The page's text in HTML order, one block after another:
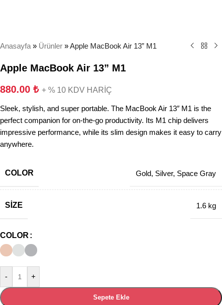
Anasayfa » Ürünler »Apple MacBook Air 13” M1
Apple MacBook Air 13” M1
880.00 ₺ + % 10 KDV HARİÇ
Sleek, stylish, and super portable. The MacBook Air 13″ M1 is the
perfect companion for on-the-go productivity. Its M1 chip delivers
impressive performance, while its slim design makes it easy to carry
anywhere.
COLOR Gold, Silver, Space Gray
SIZE 1.6 kg
COLOR
- +
Sepete Ekle